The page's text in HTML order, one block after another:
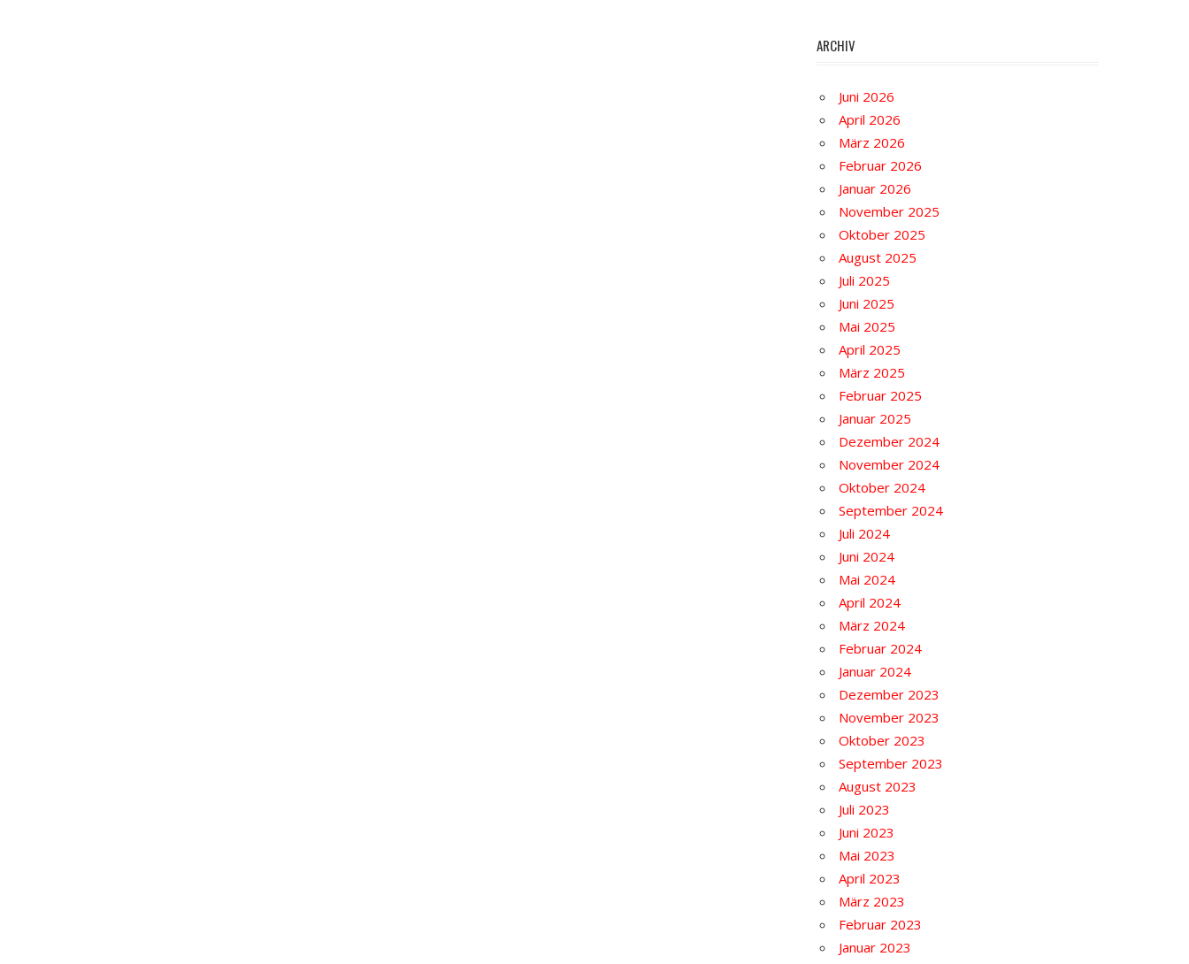
ARCHIV
Juni 2026
April 2026
März 2026
Februar 2026
Januar 2026
November 2025
Oktober 2025
August 2025
Juli 2025
Juni 2025
Mai 2025
April 2025
März 2025
Februar 2025
Januar 2025
Dezember 2024
November 2024
Oktober 2024
September 2024
Juli 2024
Juni 2024
Mai 2024
April 2024
März 2024
Februar 2024
Januar 2024
Dezember 2023
November 2023
Oktober 2023
September 2023
August 2023
Juli 2023
Juni 2023
Mai 2023
April 2023
März 2023
Februar 2023
Januar 2023